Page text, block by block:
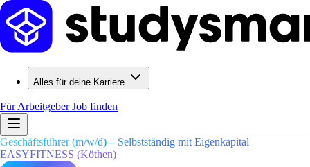
Alles für deine Karriere
Für ArbeitgeberJob finden
Geschäftsführer (m/w/d) – Selbstständig mit Eigenkapital |
EASYFITNESS (Köthen)